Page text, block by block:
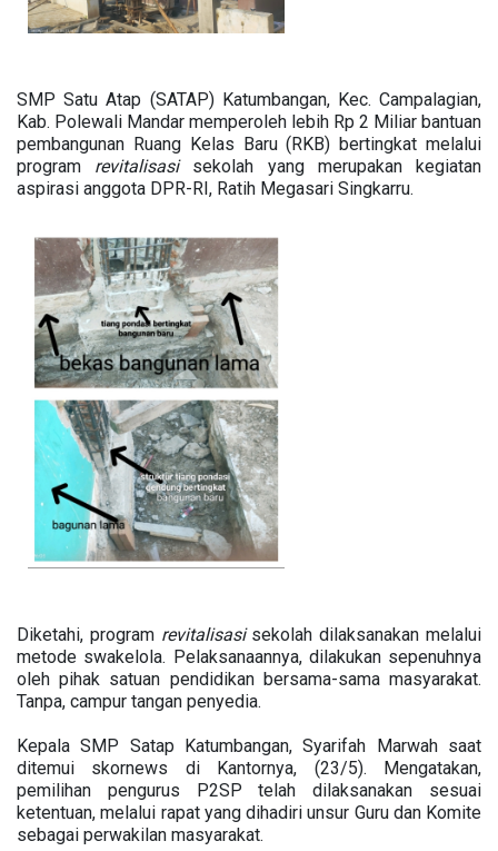
SMP Satu Atap (SATAP) Katumbangan, Kec. Campalagian,
Kab. Polewali Mandar memperoleh lebih Rp 2 Miliar bantuan
pembangunan Ruang Kelas Baru (RKB) bertingkat melalui
program revitalisasisekolah yang merupakan kegiatan
aspirasi anggota DPR-RI, Ratih Megasari Singkarru.
Diketahi, program revitalisasisekolah dilaksanakan melalui
metode swakelola. Pelaksanaannya, dilakukan sepenuhnya
oleh pihak satuan pendidikan bersama-sama masyarakat.
Tanpa, campur tangan penyedia.
Kepala SMP Satap Katumbangan, Syarifah Marwah saat
ditemui skornews di Kantornya, (23/5). Mengatakan,
pemilihan pengurus P2SP telah dilaksanakan sesuai
ketentuan, melalui rapat yang dihadiri unsur Guru dan Komite
sebagai perwakilan masyarakat.